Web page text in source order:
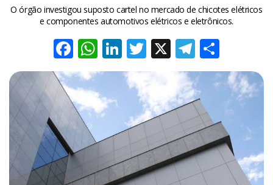
O órgão investigou suposto cartel no mercado de chicotes elétricos
e componentes automotivos elétricos e eletrônicos.
Facebook
WhatsApp
LinkedIn
Twitter
X